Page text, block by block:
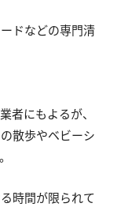
ドなどの専門清
者にもよるが、
散歩やベビーシ
時間が限られて